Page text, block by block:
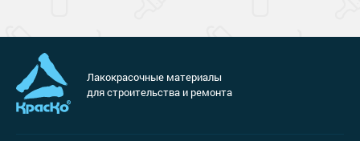
Лакокрасочные материалы
для строительства и ремонта